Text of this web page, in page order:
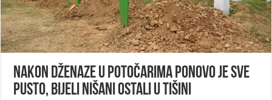
Nakon dženaze u Potočarima ponovo je sve
pusto, bijeli nišani ostali u tišini